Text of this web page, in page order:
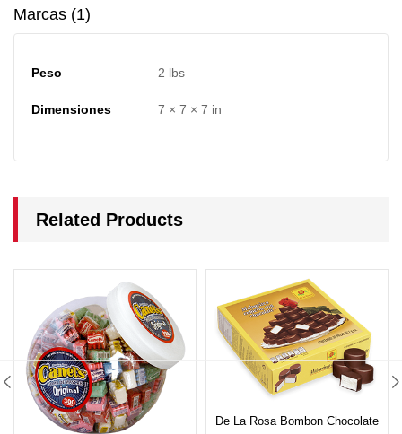
Marcas (1)
Peso 2 lbs
Dimensiones 7 × 7 × 7 in
Related Products
De La Rosa Bombon Chocolate